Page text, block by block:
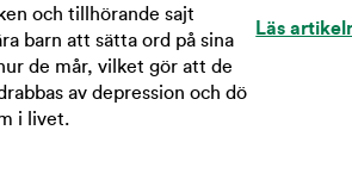
och tillhörande sajt
barn att sätta ord på sina
de mår, vilket gör att de
av depression och dö
i livet.
Läs